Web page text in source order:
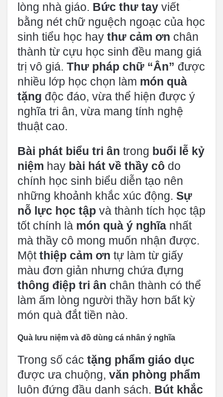
lòng nhà giáo. Bức thư tay viết
bằng nét chữ nguệch ngoạc của học
sinh tiểu học hay thư cảm ơn chân
thành từ cựu học sinh đều mang giá
trị vô giá. Thư pháp chữ “Ân” được
nhiều lớp học chọn làm món quà
tặng độc đáo, vừa thể hiện được ý
nghĩa tri ân, vừa mang tính nghệ
thuật cao.
Bài phát biểu tri ân trong buổi lễ kỷ
niệm hay bài hát về thầy cô do
chính học sinh biểu diễn tạo nên
những khoảnh khắc xúc động. Sự
nỗ lực học tập và thành tích học tập
tốt chính là món quà ý nghĩa nhất
mà thầy cô mong muốn nhận được.
Mộtthiệp cảm ơn tự làm từ giấy
màu đơn giản nhưng chứa đựng
thông điệp tri ân chân thành có thể
làm ấm lòng người thầy hơn bất kỳ
món quà đắt tiền nào.
Quà lưu niệm và đồ dùng cá nhân ý nghĩa
Trong số các tặng phẩm giáo dục
được ưa chuộng, văn phòng phẩm
luôn đứng đầu danh sách. Bút khắc